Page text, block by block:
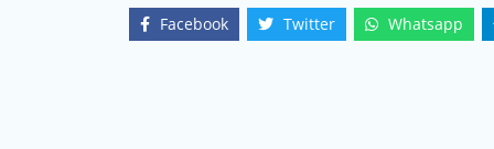
Facebook Twitter Whatsapp